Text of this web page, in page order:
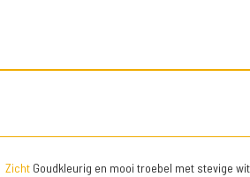
ZichtGoudkleurig en mooi troebel met stevige